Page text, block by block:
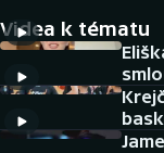
Cyklistika
DALŠÍ SPORTY
Videa k tématu